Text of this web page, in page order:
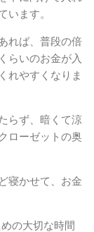
います。
れば、普段の倍
らいのお金が入
れやすくなりま
らず、暗くて涼
ローゼットの奥
寝かせて、お金
の大切な時間